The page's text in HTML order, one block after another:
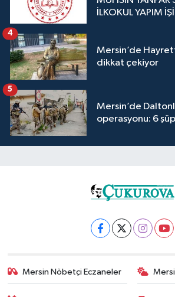
İLKOKUL YAPIM İŞİ
Mersin’de
dikkat çekiyor
4
Mersin’de
operasyonu: 6
5
Mersin Nöbetçi Eczaneler